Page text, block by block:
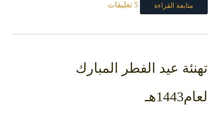
متابعة القراءة 5 تعليقات
تهنئة عيد الفطر المبارك
لعام1443هـ